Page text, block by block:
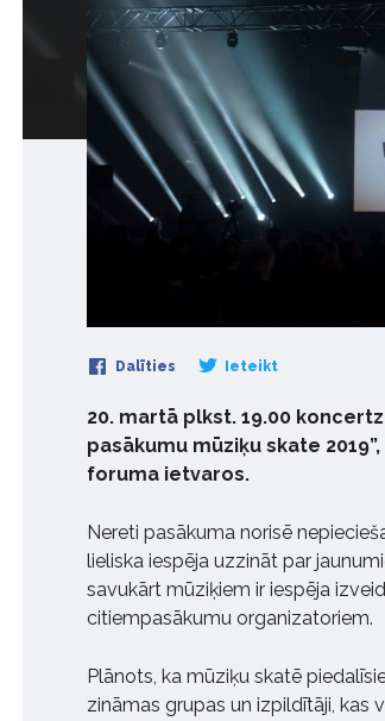
Dalīties Ieteikt
20. martā plkst. 19.00
pasākumu mūziķu skate
foruma ietvaros.
Nereti pasākuma norisē
lieliska iespēja uzzināt par
savukārt mūziķiem ir iespēja
citiempasākumu organizatoriem.
Plānots, ka mūziķu skatē
zināmas grupas un izpildītāji, kas